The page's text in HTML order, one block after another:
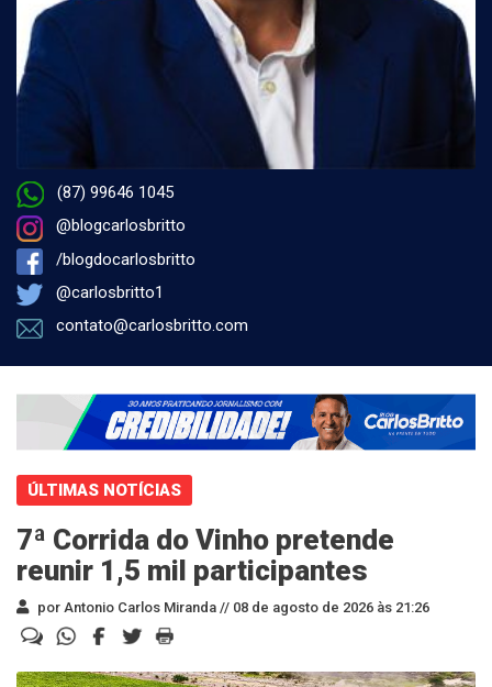
(87) 99646 1045
@blogcarlosbritto
/blogdocarlosbritto
@carlosbritto1
contato@carlosbritto.com
ÚLTIMAS NOTÍCIAS
7ª Corrida do Vinho pretende
reunir 1,5 mil participantes
por Antonio Carlos Miranda // 08 de agosto de 2026 às 21:26